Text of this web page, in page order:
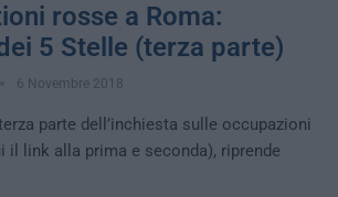
rosse a Roma:
5 Stelle (terza parte)
6 Novembre 2018
parte dell’inchiesta sulle occupazioni
il link alla prima e seconda), riprende